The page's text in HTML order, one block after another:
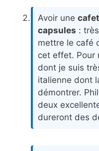
Avoir une
capsules :
mettre le café
cet effet. Pour
dont je suis
italienne dont
démontrer.
deux
dureront des